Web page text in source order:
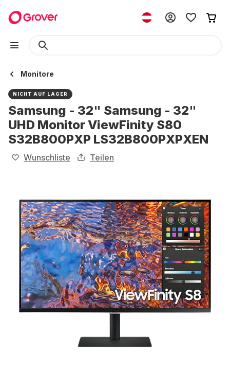
Monitore
NICHT AUF LAGER
Samsung - 32" Samsung - 32"
UHD Monitor ViewFinity S80
S32B800PXP LS32B800PXPXEN
Wunschliste Teilen